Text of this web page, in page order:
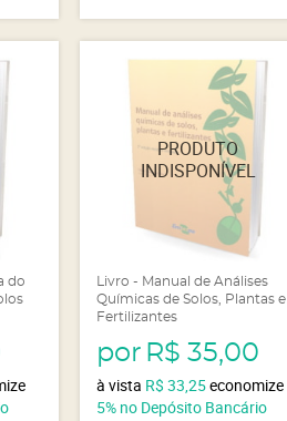
do
Livro - Manual de Análises
Químicas de Solos, Plantas e
Fertilizantes
por R$ 35,00
à vista R$ 33,25economize
5% no Depósito Bancário